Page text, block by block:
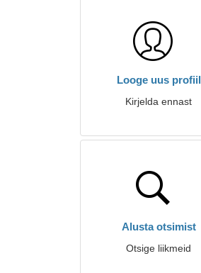
Looge uus profiil
Kirjelda ennast
Alusta otsimist
Otsige liikmeid